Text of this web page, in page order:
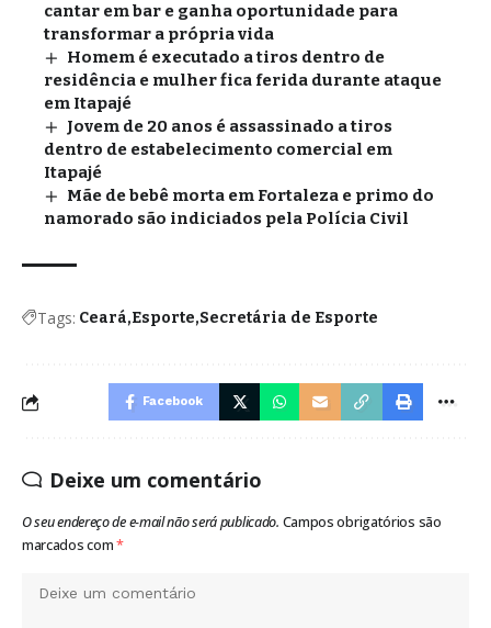
cantar em bar e ganha oportunidade para
transformar a própria vida
Homem é executado a tiros dentro de
residência e mulher fica ferida durante ataque
em Itapajé
Jovem de 20 anos é assassinado a tiros
dentro de estabelecimento comercial em
Itapajé
Mãe de bebê morta em Fortaleza e primo do
namorado são indiciados pela Polícia Civil
Tags: Ceará Esporte Secretária de Esporte
Facebook
Deixe um comentário
O seu endereço de e-mail não será publicado. Campos obrigatórios são
marcados com*